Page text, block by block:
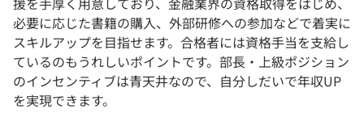
必要に応じた書籍の購入、外部研修への参加などで着実に
スキルアップを目指せます。合格者には資格手当を支給し
ているのもうれしいポイントです。部長・上級ポジション
のインセンティブは青天井なので、自分しだいで年収UP
を実現できます。